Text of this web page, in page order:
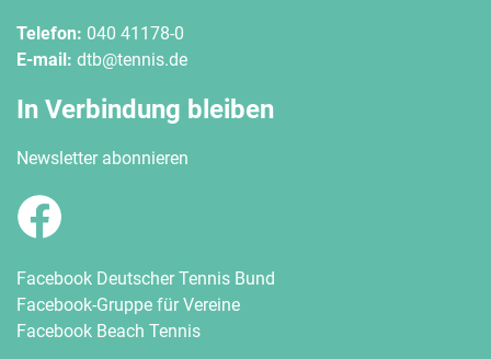
Telefon: 040 41178-0
E-mail: dtb@tennis.de
In Verbindung bleiben
Newsletter abonnieren
Facebook Deutscher Tennis Bund
Facebook-Gruppe für Vereine
Facebook Beach Tennis